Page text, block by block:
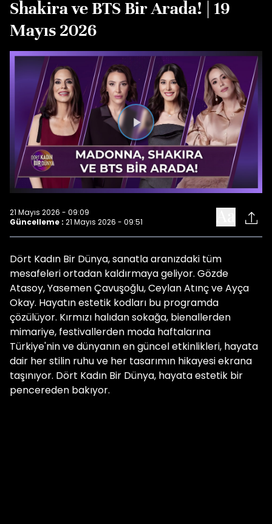
Shakira ve BTS Bir Arada! | 19
Mayıs 2026
Videoyu
Oynat
21 Mayıs 2026 - 09:09
Güncelleme : 21 Mayıs 2026 - 09:51
Dört Kadın Bir Dünya, sanatla aranızdaki tüm
mesafeleri ortadan kaldırmaya geliyor. Gözde
Atasoy, Yasemen Çavuşoğlu, Ceylan Atınç ve Ayça
Okay. Hayatın estetik kodları bu programda
çözülüyor. Kırmızı halıdan sokağa, bienallerden
mimariye, festivallerden moda haftalarına
Türkiye'nin ve dünyanın en güncel etkinlikleri, hayata
dair her stilin ruhu ve her tasarımın hikayesi ekrana
taşınıyor. Dört Kadın Bir Dünya, hayata estetik bir
pencereden bakıyor.